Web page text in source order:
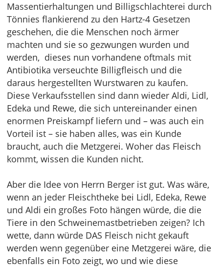
Massentierhaltungen und Billigschlachterei durch
Tönnies flankierend zu den Hartz-4 Gesetzen
geschehen, die die Menschen noch ärmer
machten und sie so gezwungen wurden und
werden, dieses nun vorhandene oftmals mit
Antibiotika verseuchte Billigfleisch und die
daraus hergestellten Wurstwaren zu kaufen.
Diese Verkaufsstellen sind dann wieder Aldi, Lidl,
Edeka und Rewe, die sich untereinander einen
enormen Preiskampf liefern und – was auch ein
Vorteil ist – sie haben alles, was ein Kunde
braucht, auch die Metzgerei. Woher das Fleisch
kommt, wissen die Kunden nicht.
Aber die Idee von Herrn Berger ist gut. Was wäre,
wenn an jeder Fleischtheke bei Lidl, Edeka, Rewe
und Aldi ein großes Foto hängen würde, die die
Tiere in den Schweinemastbetrieben zeigen? Ich
wette, dann würde DAS Fleisch nicht gekauft
werden wenn gegenüber eine Metzgerei wäre, die
ebenfalls ein Foto zeigt, wo und wie diese